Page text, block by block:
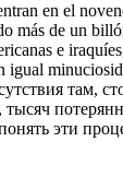
en el
más de un
e
igual
там,
эти